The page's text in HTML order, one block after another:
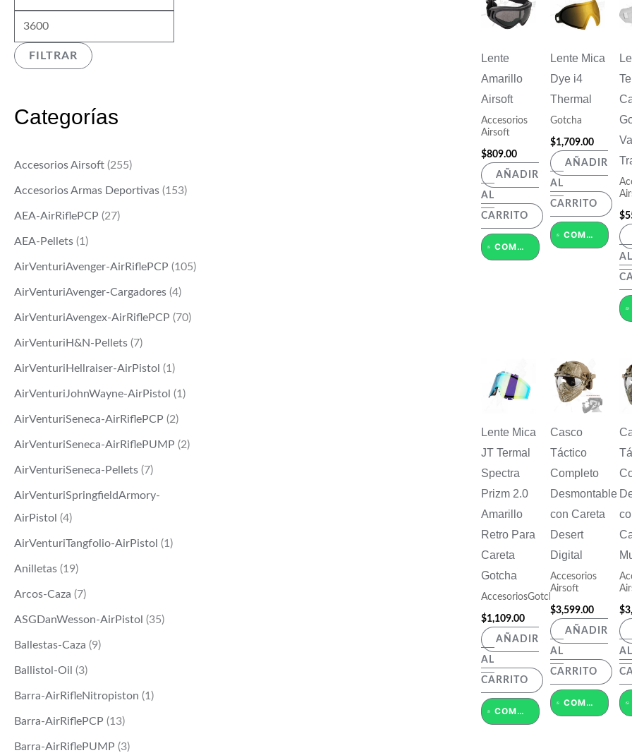
í
i
FILTRAR
Categorías
Accesorios Airsoft (255)
Accesorios Armas Deportivas (153)
AEA-AirRiflePCP (27)
AEA-Pellets (1)
AirVenturiAvenger-AirRiflePCP (105)
AirVenturiAvenger-Cargadores (4)
AirVenturiAvengex-AirRiflePCP (70)
AirVenturiH&N-Pellets (7)
AirVenturiHellraiser-AirPistol (1)
AirVenturiJohnWayne-AirPistol (1)
AirVenturiSeneca-AirRiflePCP (2)
AirVenturiSeneca-AirRiflePUMP (2)
AirVenturiSeneca-Pellets (7)
AirVenturiSpringfieldArmory-
AirPistol (4)
AirVenturiTangfolio-AirPistol (1)
Anilletas (19)
Arcos-Caza (7)
ASGDanWesson-AirPistol (35)
Ballestas-Caza (9)
Ballistol-Oil (3)
Barra-AirRifleNitropiston (1)
Barra-AirRiflePCP (13)
Barra-AirRiflePUMP (3)
Lente
Amarillo
Airsoft
Accesorios
Airsoft
$809.00
AÑADIR
AL
CARRITO
COMPRAR POR WHATSAPP
Lente Mica
Dye i4
Thermal
Gotcha
$1,709.00
AÑADIR
AL
CARRITO
COMPRAR POR WHATSAPP
$
AL
Lente Mica
JT Termal
Spectra
Prizm 2.0
Amarillo
Retro Para
Careta
Gotcha
AccesoriosGotcha
$1,109.00
AÑADIR
AL
CARRITO
COMPRAR POR WHATSAPP
Casco
Táctico
Completo
Desmontable
con Careta
Desert
Digital
Accesorios
Airsoft
$3,599.00
AÑADIR
AL
CARRITO
COMPRAR POR WHATSAPP
$
AL